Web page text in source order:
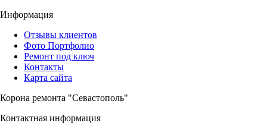
Информация
Отзывы клиентов
Фото Портфолио
Ремонт под ключ
Контакты
Карта сайта
Корона ремонта "Севастополь"
Контактная информация